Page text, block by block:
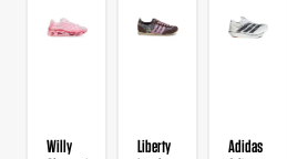
Willy
Liberty
Adidas